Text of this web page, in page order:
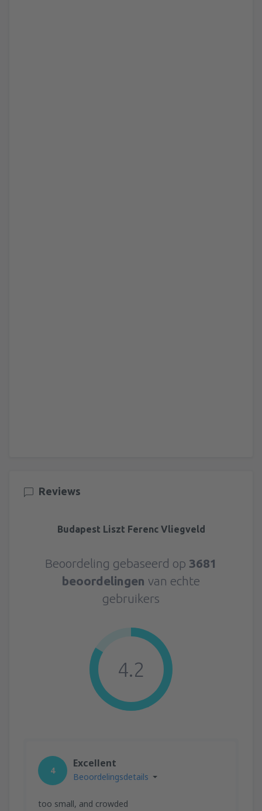
Reviews
Budapest Liszt Ferenc Vliegveld
Beoordeling gebaseerd op 3681
beoordelingen van echte
gebruikers
4.2
4
Excellent
Beoordelingsdetails
too small, and crowded